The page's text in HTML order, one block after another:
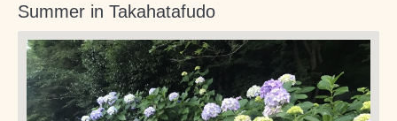
Summer in Takahatafudo